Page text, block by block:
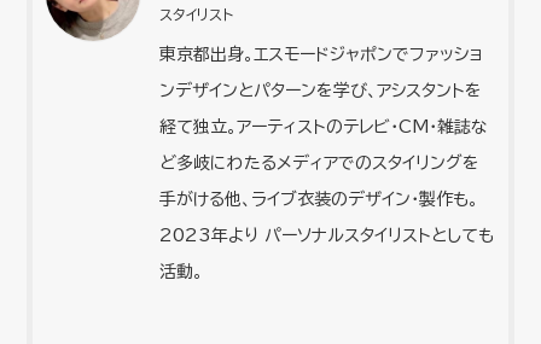
スタイリスト
東京都出身。エスモードジャポンでファッショ
ンデザインとパターンを学び、アシスタントを
経て独立。アーティストのテレビ・CM・雑誌な
ど多岐にわたるメディアでのスタイリングを
手がける他、ライブ衣装のデザイン・製作も。
2023年より パーソナルスタイリストとしても
活動。